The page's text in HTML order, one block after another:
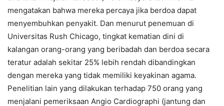
mengatakan bahwa mereka percaya jika berdoa dapat
menyembuhkan penyakit. Dan menurut penemuan di
Universitas Rush Chicago, tingkat kematian dini di
kalangan orang-orang yang beribadah dan berdoa secara
teratur adalah sekitar 25% lebih rendah dibandingkan
dengan mereka yang tidak memiliki keyakinan agama.
Penelitian lain yang dilakukan terhadap 750 orang yang
menjalani pemeriksaan Angio Cardiographi (jantung dan